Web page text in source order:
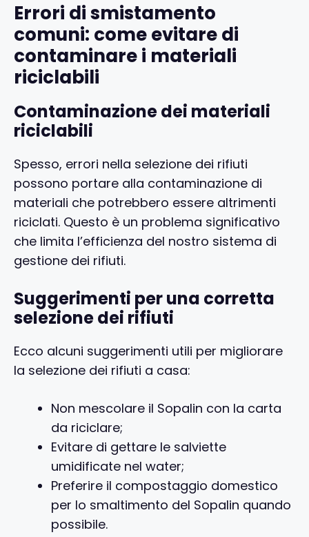
Errori di smistamento
comuni: come evitare di
contaminare i materiali
riciclabili
Contaminazione dei materiali
riciclabili
Spesso, errori nella selezione dei rifiuti
possono portare alla contaminazione di
materiali che potrebbero essere altrimenti
riciclati. Questo è un problema significativo
che limita l’efficienza del nostro sistema di
gestione dei rifiuti.
Suggerimenti per una corretta
selezione dei rifiuti
Ecco alcuni suggerimenti utili per migliorare
la selezione dei rifiuti a casa:
Non mescolare il Sopalin con la carta
da riciclare;
Evitare di gettare le salviette
umidificate nel water;
Preferire il compostaggio domestico
per lo smaltimento del Sopalin quando
possibile.